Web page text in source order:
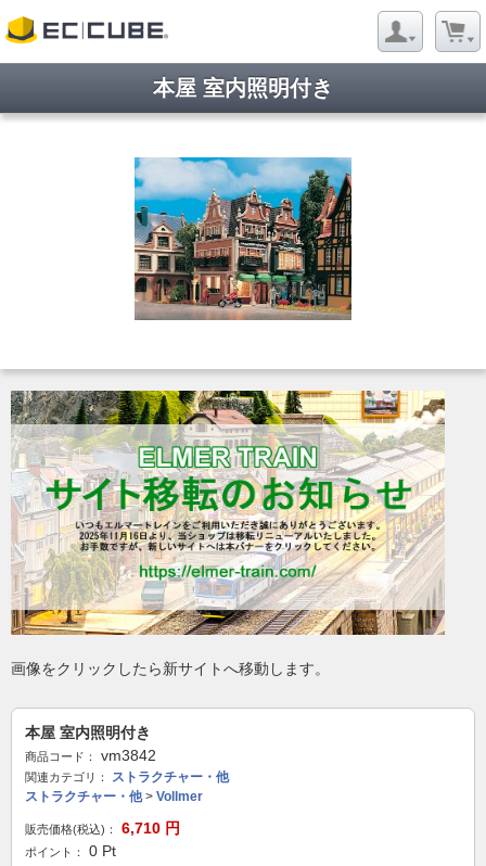
本屋 室内照明付き
画像をクリックしたら新サイトへ移動します。
本屋 室内照明付き
商品コード： vm3842
関連カテゴリ：
ストラクチャー・他
ストラクチャー・他> Vollmer
販売価格(税込)： 6,710 円
ポイント： 0 Pt